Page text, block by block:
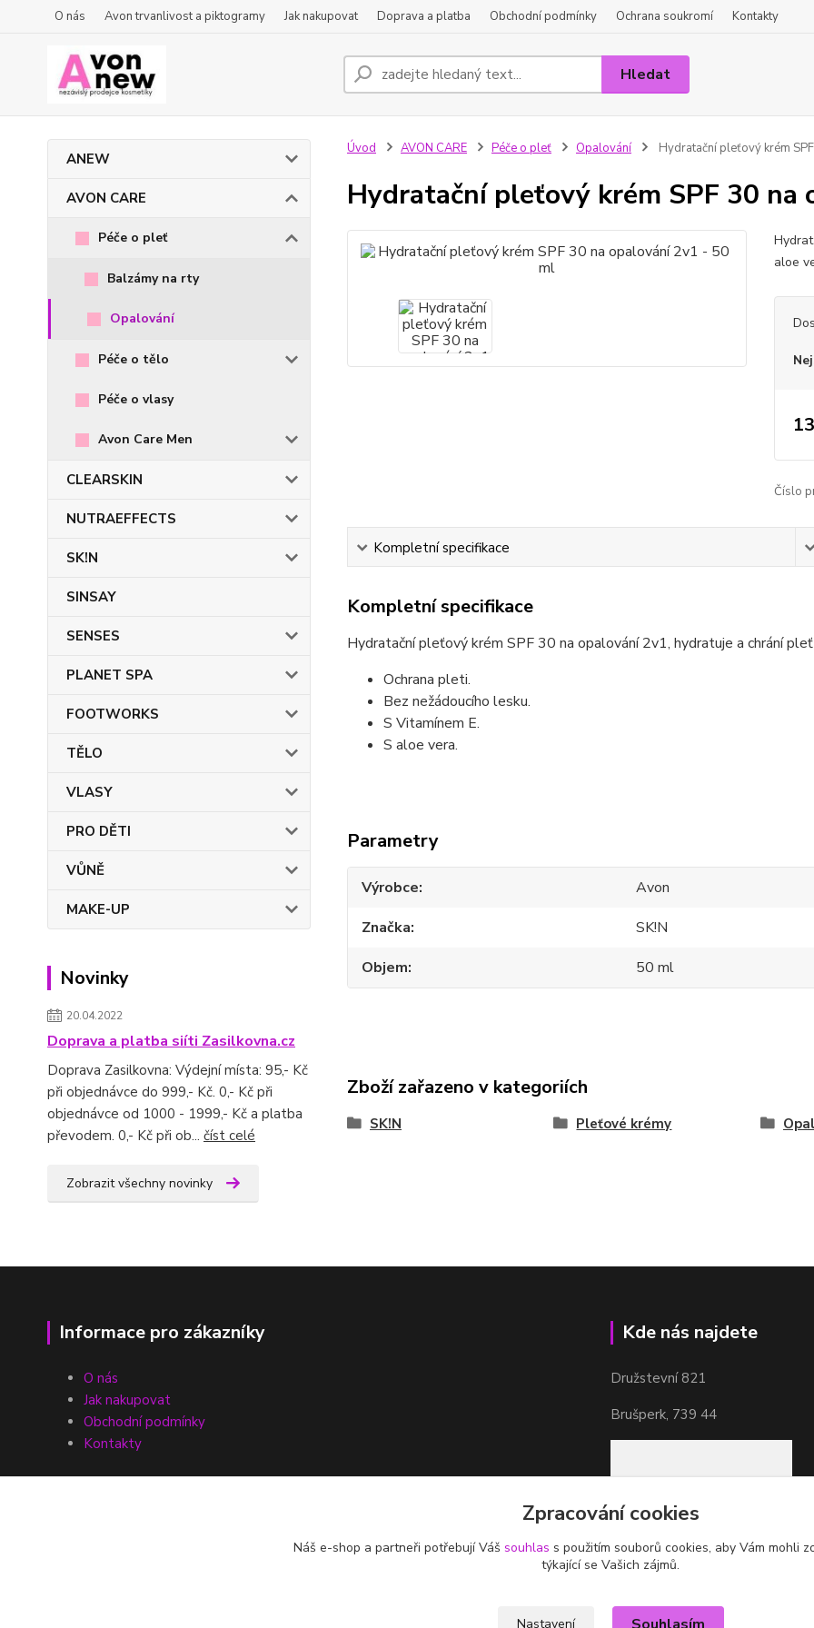
O nás Avon trvanlivost a piktogramy Jak nakupovat Doprava a platba Obchodní podmínky Ochrana soukromí Kontakty
Hledat
ANEW
AVON CARE
Péče o pleť
Balzámy na rty
Opalování
Péče o tělo
Péče o vlasy
Avon Care Men
CLEARSKIN
NUTRAEFFECTS
SK!N
SINSAY
SENSES
PLANET SPA
FOOTWORKS
TĚLO
VLASY
PRO DĚTI
VŮNĚ
MAKE-UP
Novinky
20.04.2022
Doprava a platba siíti Zasilkovna.cz
Doprava Zasilkovna: Výdejní místa: 95,- Kč
při objednávce do 999,- Kč. 0,- Kč při
objednávce od 1000 - 1999,- Kč a platba
převodem. 0,- Kč při ob... číst celé
Zobrazit všechny novinky
Úvod AVON CARE Péče o pleť Opalování Hydratační pleťový krém
Hydratační pleťový krém SPF 30
aloe
Číslo
Kompletní specifikace
Kompletní specifikace
Hydratační pleťový krém SPF 30 na opalování 2v1, hydratuje a chrání
Ochrana pleti.
Bez nežádoucího lesku.
S Vitamínem E.
S aloe vera.
Parametry
Výrobce
Avon
Značka
SK!N
Objem
50 ml
Zboží zařazeno v kategoriích
SK!N Pleťové krémy
Informace pro zákazníky
O nás
Jak nakupovat
Obchodní podmínky
Kontakty
Kde nás najdete
Družstevní 821
Brušperk, 739 44
Zpracování cookies
Náš e-shop a partneři potřebují Váš souhlas s použitím souborů cookies, aby Vám mohli
týkající se Vašich zájmů.
Nastavení